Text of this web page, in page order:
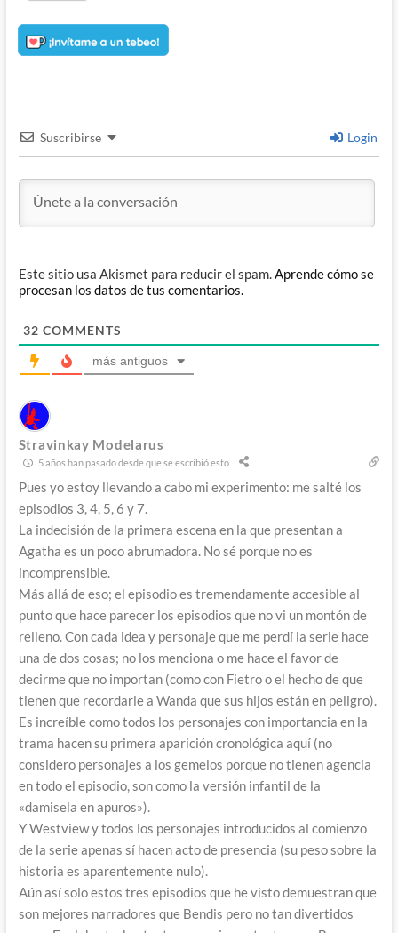
Suscribirse Login
Este sitio usa Akismet para reducir el spam.Aprende cómo se
procesan los datos de tus comentarios.
32 COMMENTS
más antiguos
Stravinkay Modelarus
5 años han pasado desde que se escribió esto
Pues yo estoy llevando a cabo mi experimento: me salté los
episodios 3, 4, 5, 6 y 7.
La indecisión de la primera escena en la que presentan a
Agatha es un poco abrumadora. No sé porque no es
incomprensible.
Más allá de eso; el episodio es tremendamente accesible al
punto que hace parecer los episodios que no vi un montón de
relleno. Con cada idea y personaje que me perdí la serie hace
una de dos cosas; no los menciona o me hace el favor de
decirme que no importan (como con Fietro o el hecho de que
tienen que recordarle a Wanda que sus hijos están en peligro).
Es increíble como todos los personajes con importancia en la
trama hacen su primera aparición cronológica aquí (no
considero personajes a los gemelos porque no tienen agencia
en todo el episodio, son como la versión infantil de la
«damisela en apuros»).
Y Westview y todos los personajes introducidos al comienzo
de la serie apenas sí hacen acto de presencia (su peso sobre la
historia es aparentemente nulo).
Aún así solo estos tres episodios que he visto demuestran que
son mejores narradores que Bendis pero no tan divertidos